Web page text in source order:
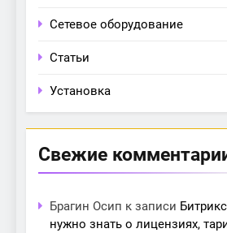
Сетевое оборудование
Статьи
Установка
Свежие
Брагин Осип к записи
нужно знать о лицензиях,